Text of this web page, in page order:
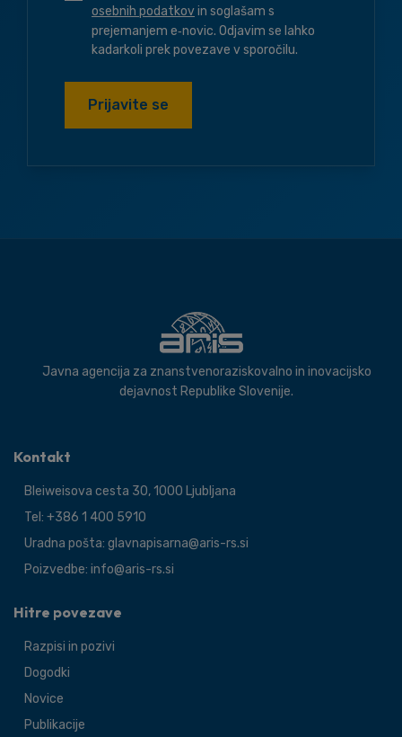
osebnih podatkovin soglašam s
prejemanjem e‑novic. Odjavim se lahko
kadarkoli prek povezave v sporočilu.
Prijavite se
Javna agencija za znanstvenoraziskovalno in inovacijsko
dejavnost Republike Slovenije.
Kontakt
Bleiweisova cesta 30, 1000 Ljubljana
Tel: +386 1 400 5910
Uradna pošta: glavnapisarna@aris-rs.si
Poizvedbe: info@aris-rs.si
Hitre povezave
Razpisi in pozivi
Dogodki
Novice
Publikacije